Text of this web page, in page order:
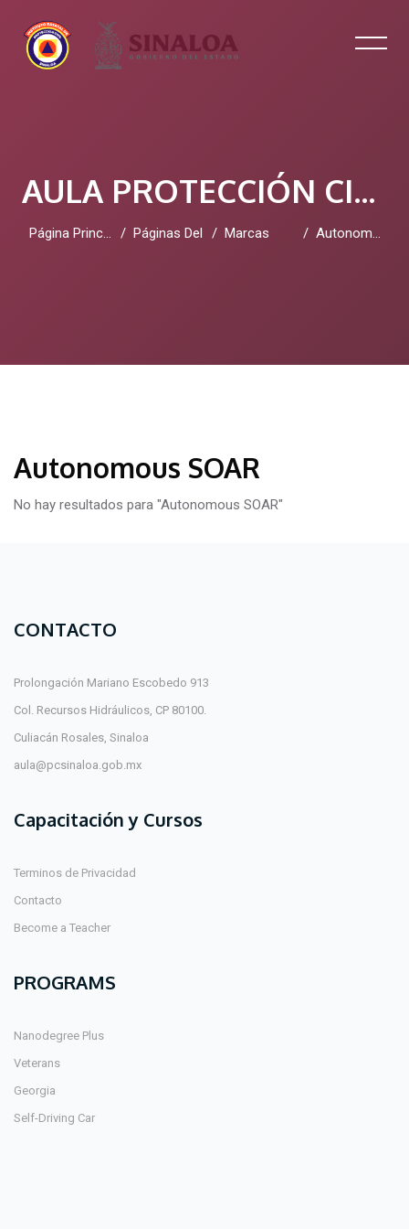
AULA PROTECCIÓN CIVIL SINALOA
Página Principal Páginas Del SitioMarcas Autonomous SOAR
Autonomous SOAR
No hay resultados para "Autonomous SOAR"
CONTACTO
Prolongación Mariano Escobedo 913
Col. Recursos Hidráulicos, CP 80100.
Culiacán Rosales, Sinaloa
aula@pcsinaloa.gob.mx
Capacitación y Cursos
Terminos de Privacidad
Contacto
Become a Teacher
PROGRAMS
Nanodegree Plus
Veterans
Georgia
Self-Driving Car